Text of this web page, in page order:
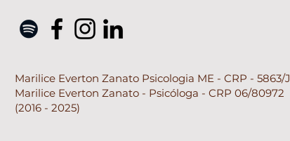
Marilice Everton Zanato Psicologia ME - CRP - 5863/J
Marilice Everton Zanato - Psicóloga - CRP 06/80972
(2016 - 2025)